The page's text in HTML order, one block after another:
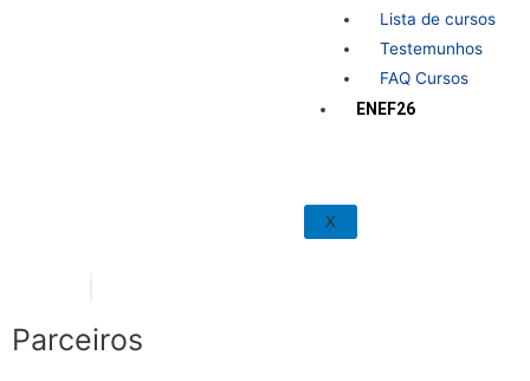
Lista de cursos
Testemunhos
FAQ Cursos
ENEF26
X
Parceiros